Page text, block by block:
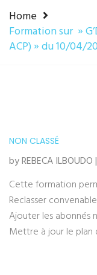
Home
Formation sur »
ACP) » du 10/04/
NON CLASSÉ
by REBECA
Cette formation
Reclasser
Ajouter les abonnés
Mettre à jour le